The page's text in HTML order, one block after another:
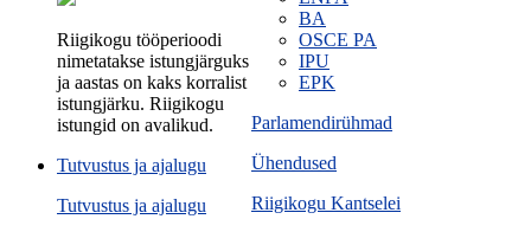
BA
OSCE PA
IPU
EPK
Parlamendirühmad
Ühendused
Riigikogu Kantselei
Riigikogu tööperioodi
nimetatakse istungjärguks
ja aastas on kaks korralist
istungjärku. Riigikogu
istungid on avalikud.
Tutvustus ja ajalugu
Tutvustus ja ajalugu